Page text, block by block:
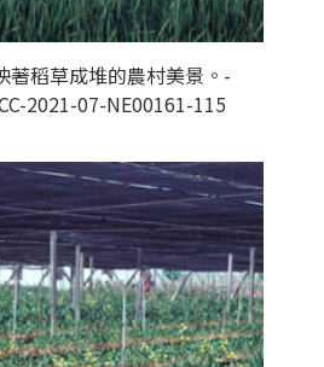
著稻草成堆的農村美景。-
2021-07-NE00161-115